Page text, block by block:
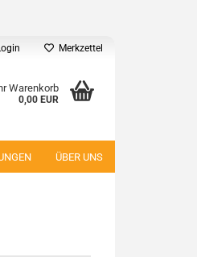
Merkzettel
Warenkorb
0,00 EUR
ÜBER UNS